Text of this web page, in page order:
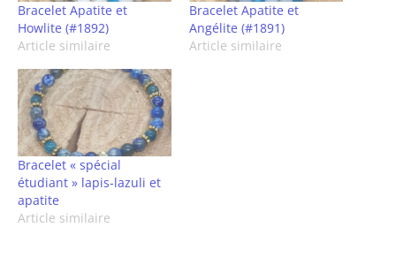
Bracelet Apatite et
Howlite (#1892)
Article similaire
Bracelet Apatite et
Angélite (#1891)
Article similaire
Bracelet « spécial
étudiant » lapis-lazuli et
apatite
Article similaire